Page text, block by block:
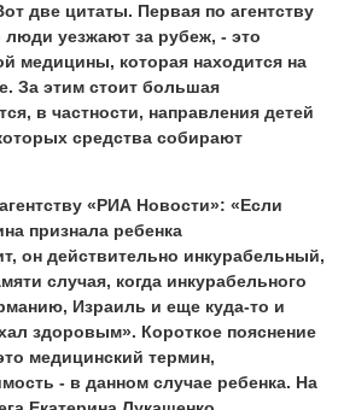
две цитаты. Первая по агентству
люди уезжают за рубеж, - это
медицины, которая находится на
За этим стоит большая
в частности, направления детей
средства собирают
«РИА Новости»: «Если
признала ребенка
он действительно инкурабельный,
случая, когда инкурабельного
Израиль и еще куда-то и
здоровым». Короткое пояснение
медицинский термин,
- в данном случае ребенка. На